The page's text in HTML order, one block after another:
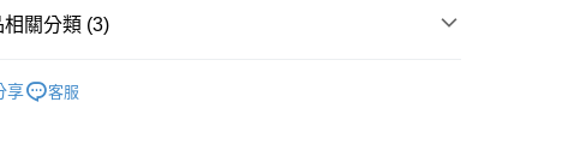
，滿NT$699(含以上)免運費
NT$80，滿NT$699(含以上)免運費
相關分類 (3)
享 客服